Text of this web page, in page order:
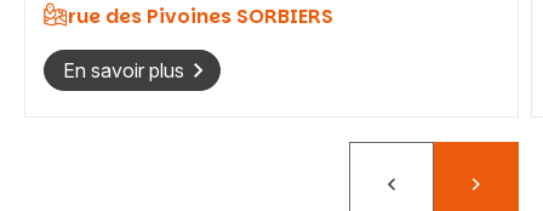
rue des Pivoines SORBIERS
En savoir plus
PrécédentSuivant